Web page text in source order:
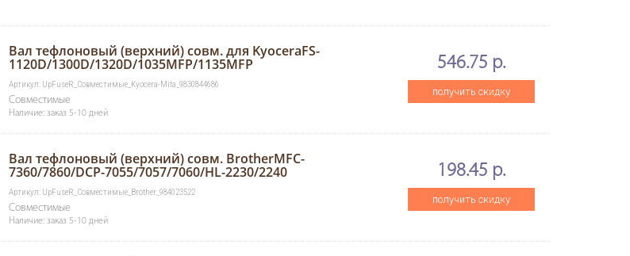
Вал тефлоновый (верхний) совм. для KyoceraFS-
1120D/1300D/1320D/1035MFP/1135MFP
Артикул: UpFuseR_Совместимые_Kyocera-Mita_9830844686
Совместимые
Наличие: заказ 5-10 дней
546.75 р.
получить скидку
Вал тефлоновый (верхний) совм. BrotherMFC-
7360/7860/DCP-7055/7057/7060/HL-2230/2240
Артикул: UpFuseR_Совместимые_Brother_984023522
Совместимые
Наличие: заказ 5-10 дней
198.45 р.
получить скидку